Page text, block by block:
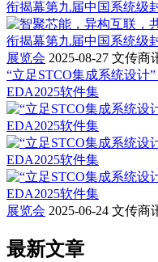
展览会 2025-08-27 文传商
“立足STCO集成系统设计
EDA2025软件集
展览会 2025-06-24 文传商
最新文章